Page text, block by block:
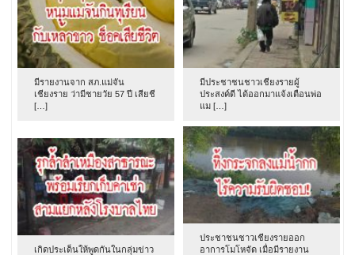
มีรายงานจาก สภ.แม่จัน
เชียงราย ว่ามีชายวัย 57 ปี เสียชี
[…]
มีประชาชนชาวเชียงรายผู้
ประสงค์ดี ได้ออกมาแจ้งเตือนพ่อ
แม […]
เกิดประเด็นให้พูดกันในกลุ่มข่าว
ประชาชนชาวเชียงรายออก
อาการโมโหจัด เมื่อมีรายงาน